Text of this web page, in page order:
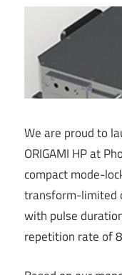
We are proud to
ORIGAMI HP at
compact mode-
transform-limited
with pulse
repetition rate of